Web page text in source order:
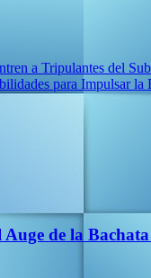
a Tripulantes del
para Impulsar la
de la